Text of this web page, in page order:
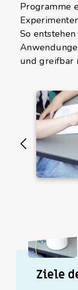
Programme
So
und greifbar
Ziele